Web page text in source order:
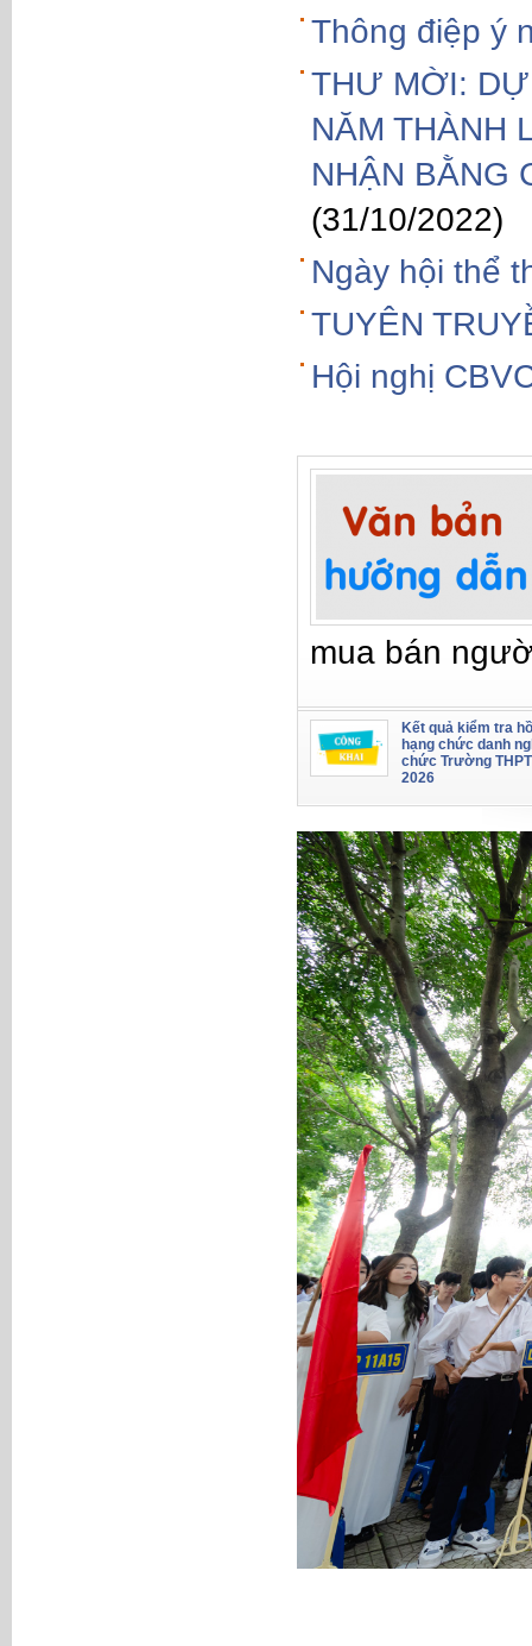
Thông điệp ý
THƯ MỜI:
NĂM THÀNH
NHẬN BẰNG
(31/10/2022)
Ngày hội thể
TUYÊN
Hội nghị
mua bán
Kết quả kiểm tra
hạng chức danh
chức Trường
2026